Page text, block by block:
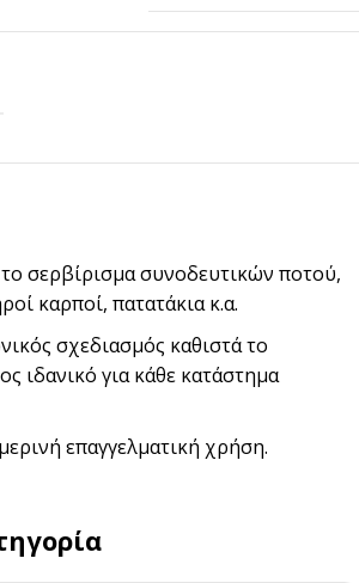
το σερβίρισμα συνοδευτικών ποτού,
καρποί, πατατάκια κ.α.
σχεδιασμός καθιστά το
ιδανικό για κάθε κατάστημα
επαγγελματική χρήση.